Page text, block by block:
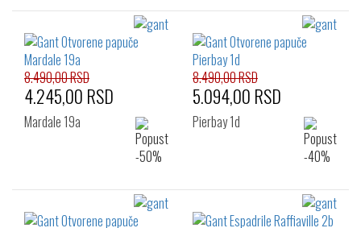
8.490,00 RSD
4.245,00 RSD
Mardale 19a
8.490,00 RSD
5.094,00 RSD
Pierbay 1d